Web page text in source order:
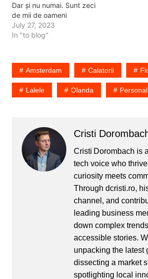
Dar și nu numai. Sunt zeci
de mii de oameni
disperați care nici nu
înțeleg cum funcționează
bilete online. Drept
urmare, iată ce trebuie să
faci pentru…
July 27, 2023
In "to blog"
Amsterdam Calatorii
Lalele Olanda Personal
Cristi
Cristi Dorombach is
tech voice who
curiosity meets
Through dcristi.ro,
channel, and
leading business
down complex
accessible stories.
unpacking the latest
dissecting a market
spotlighting local